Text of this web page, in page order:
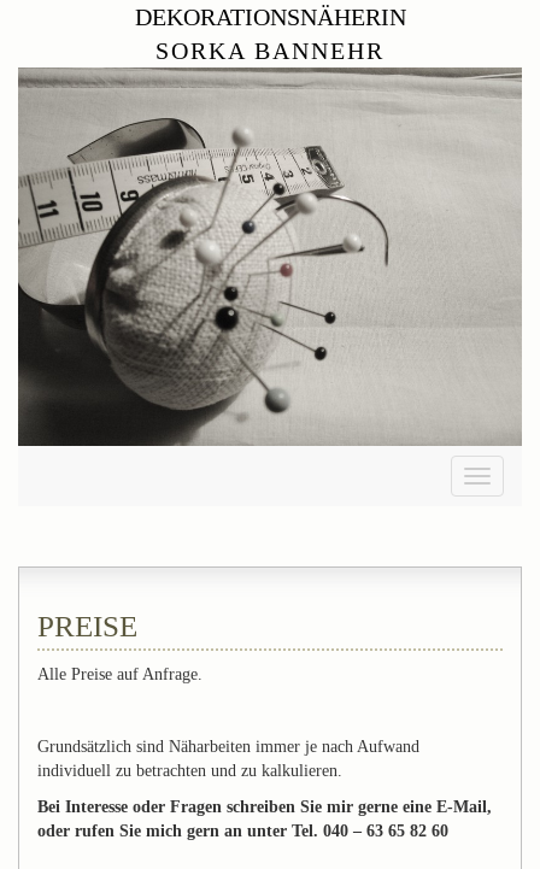
DEKORATIONSNÄHERIN
SORKA BANNEHR
Toggle
PREISE
Alle Preise auf Anfrage.
Grundsätzlich sind Näharbeiten immer je nach Aufwand
individuell zu betrachten und zu kalkulieren.
Bei Interesse oder Fragen schreiben Sie mir gerne eine E-Mail,
oder rufen Sie mich gern an unter Tel. 040 – 63 65 82 60